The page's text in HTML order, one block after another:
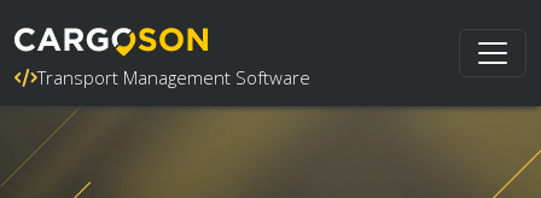
Transport Management Software